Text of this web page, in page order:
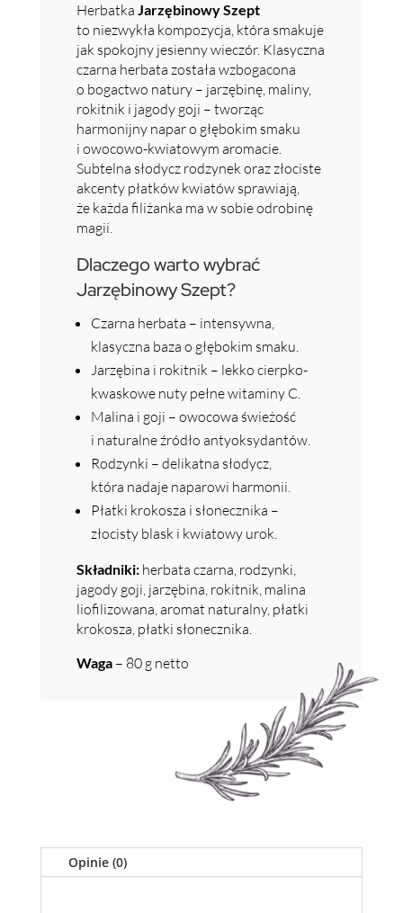
Herbatka Jarzębinowy Szept
to niezwykła kompozycja, która smakuje
jak spokojny jesienny wieczór. Klasyczna
czarna herbata została wzbogacona
o bogactwo natury – jarzębinę, maliny,
rokitnik i jagody goji – tworząc
harmonijny napar o głębokim smaku
i owocowo-kwiatowym aromacie.
Subtelna słodycz rodzynek oraz złociste
akcenty płatków kwiatów sprawiają,
że każda filiżanka ma w sobie odrobinę
magii.
Dlaczego warto wybrać
Jarzębinowy Szept?
Czarna herbata – intensywna,
klasyczna baza o głębokim smaku.
Jarzębina i rokitnik – lekko cierpko-
kwaskowe nuty pełne witaminy C.
Malina i goji – owocowa świeżość
i naturalne źródło antyoksydantów.
Rodzynki – delikatna słodycz,
która nadaje naparowi harmonii.
Płatki krokosza i słonecznika –
złocisty blask i kwiatowy urok.
Składniki:herbata czarna, rodzynki,
jagody goji, jarzębina, rokitnik, malina
liofilizowana, aromat naturalny, płatki
krokosza, płatki słonecznika.
Waga– 80 g netto
Opinie (0)